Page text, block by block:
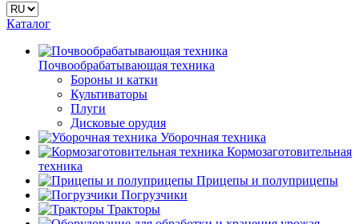
Каталог
Почвообрабатывающая техника
Бороны и катки
Культиваторы
Плуги
Дисковые орудия
Уборочная техника
Кормозаготовительная
техника
Прицепы и полуприцепы
Погрузчики
Тракторы